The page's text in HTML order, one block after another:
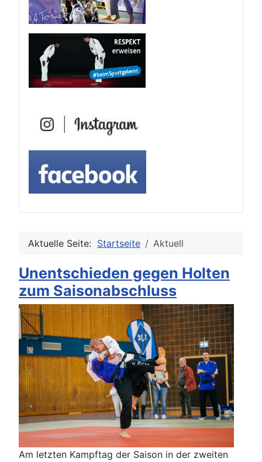
Aktuelle Seite: Startseite Aktuell
Unentschieden gegen Holten
zum Saisonabschluss
Am letzten Kampftag der Saison in der zweiten